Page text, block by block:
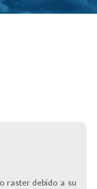
raster debido a su